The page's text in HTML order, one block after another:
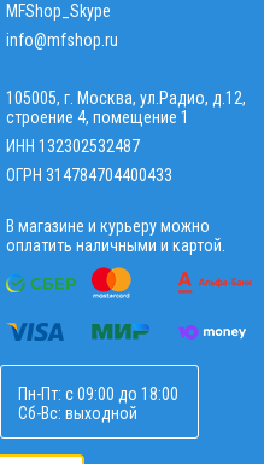
MFShop_Skype
info@mfshop.ru
105005, г. Москва, ул.Радио, д.12,
строение 4, помещение 1
ИНН 132302532487
ОГРН 314784704400433
В магазине и курьеру можно
оплатить наличными и картой.
Пн-Пт: с 09:00 до 18:00
Сб-Вс: выходной